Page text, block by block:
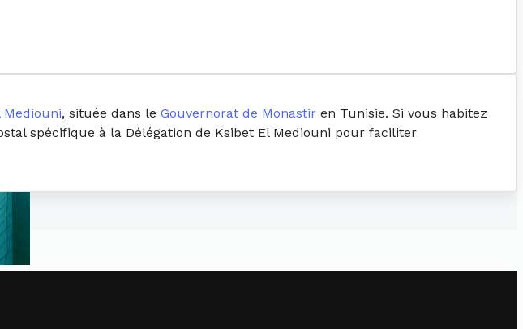
Mediouni, située dans le Gouvernorat de Monastir en Tunisie. Si vous habitez
spécifique à la Délégation de Ksibet El Mediouni pour faciliter